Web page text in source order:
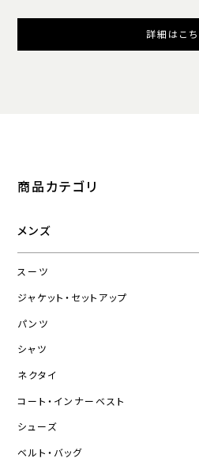
詳細はこち
商品カテゴリ
メンズ
スーツ
ジャケット・セットアップ
パンツ
シャツ
ネクタイ
コート・インナーベスト
シューズ
ベルト・バッグ